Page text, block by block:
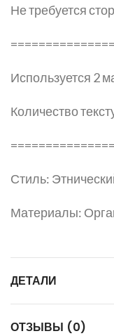
Не требуется
Используется 2
Количество
Стиль:
Материалы:
ДЕТАЛИ
ОТЗЫВЫ (0)